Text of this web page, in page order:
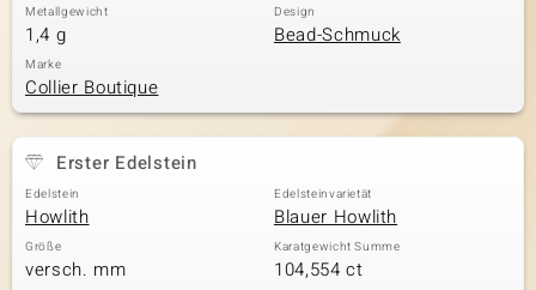
Metallgewicht
1,4 g
Design
Bead-Schmuck
Marke
Collier Boutique
Erster Edelstein
Edelstein
Howlith
Edelsteinvarietät
Blauer Howlith
Größe
versch. mm
Karatgewicht Summe
104,554 ct